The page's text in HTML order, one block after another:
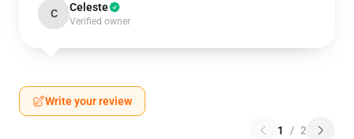
C Celeste
Verified owner
Write your review
1 / 2